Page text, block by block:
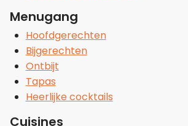
Menugang
Hoofdgerechten
Bijgerechten
Ontbijt
Tapas
Heerlijke cocktails
Cuisines